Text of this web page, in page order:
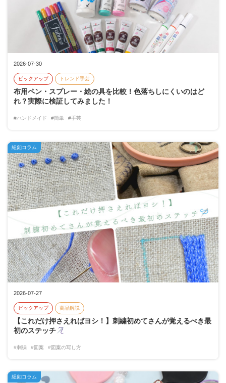
2026-07-30
ピックアップ トレンド手芸
布用ペン・スプレー・絵の具を比較！色落ちしにくいのはど
れ？実際に検証してみました！
#ハンドメイド #簡単 #手芸
2026-07-27
ピックアップ 商品解説
【これだけ押さえればヨシ！】刺繍初めてさんが覚えるべき最
初のステッチ
#刺繍 #図案 #図案の写し方
紐釦コラム
紐釦コラム